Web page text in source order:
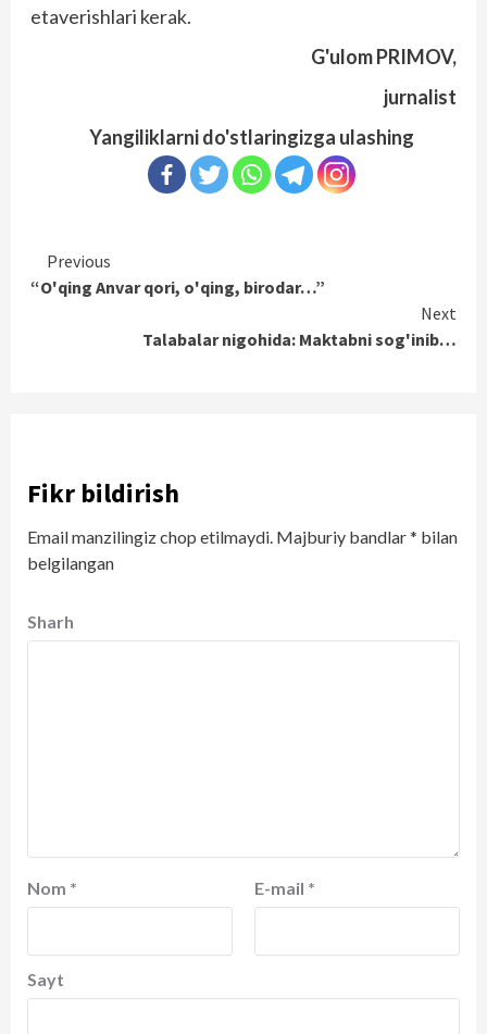
etaverishlari kerak.
G'ulom PRIMOV,
jurnalist
Yangiliklarni do'stlaringizga ulashing
Continue
Reading
Previous
“O'qing Anvar qori, o'qing, birodar…”
Next
Talabalar nigohida: Maktabni sog'inib…
Fikr bildirish
Email manzilingiz chop etilmaydi. Majburiy bandlar* bilan
belgilangan
Sharh
Nom * E-mail *
Sayt